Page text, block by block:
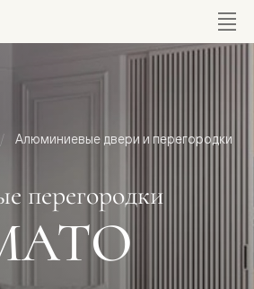
Алюминиевые двери и перегородки
перегородки